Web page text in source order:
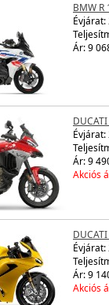
BMW R
Évjárat:
Ár: 9
Évjárat:
Ár: 9
Akciós
Évjárat:
Ár: 9
Akciós